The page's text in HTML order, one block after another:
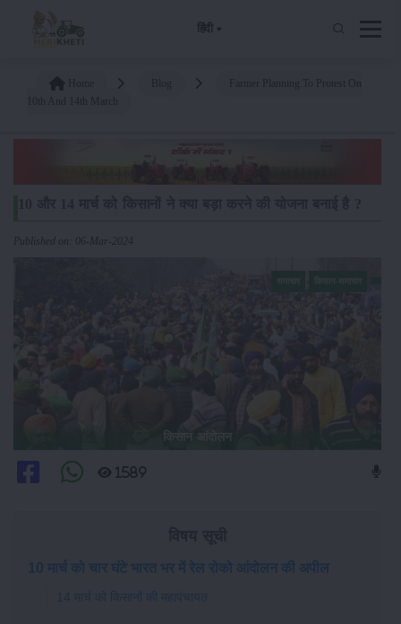
हिंदी
Published on: 06-Mar-2024
किसान आंदोलन
1589
10 मार्च को चार घंटे भारत भर में रेल रोको आंदोलन की अपील
14 मार्च को किसानों की महापंचायत